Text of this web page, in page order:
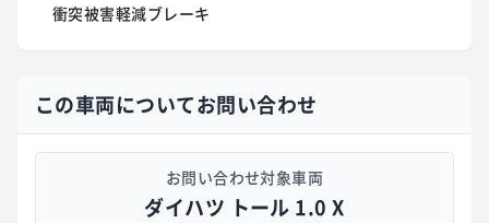
衝突被害軽減ブレーキ
この車両についてお問い合わせ
お問い合わせ対象車両
ダイハツ トール 1.0 X